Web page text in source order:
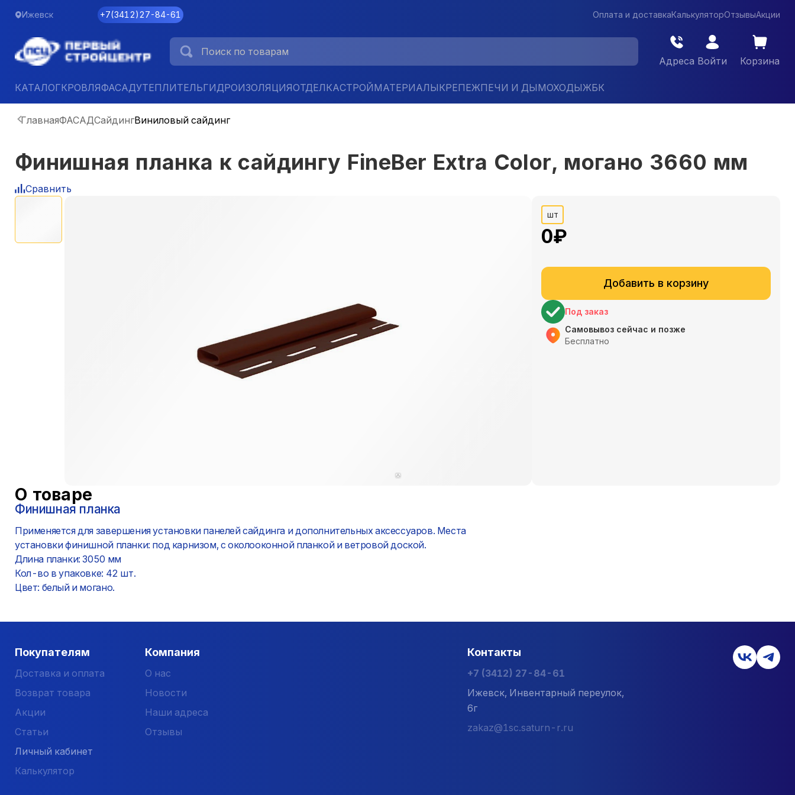
Ижевск +7(3412)27-84-61 Оплата и доставкаКалькуляторОтзывыАкции
Адреса Войти Корзина
КАТАЛОГКРОВЛЯФАСАДУТЕПЛИТЕЛЬГИДРОИЗОЛЯЦИЯОТДЕЛКАСТРОЙМАТЕРИАЛЫКРЕПЕЖПЕЧИ И ДЫМОХОДЫЖБК
ГлавнаяФАСАДСайдингВиниловый сайдинг
Финишная планка к сайдингу FineBer Extra Color, могано 3660 мм
Сравнить
шт
0₽
Добавить в корзину
Под заказ
Самовывоз сейчас и позже
Бесплатно
О товаре
Финишная планка
Применяется для завершения установки панелей сайдинга и дополнительных аксессуаров. Места
установки финишной планки: под карнизом, с околооконной планкой и ветровой доской.
Длина планки: 3050 мм
Кол-во в упаковке: 42 шт.
Цвет: белый и могано.
Покупателям
Доставка и оплата
Возврат товара
Акции
Статьи
Личный кабинет
Калькулятор
Компания
О нас
Новости
Наши адреса
Отзывы
Контакты
+7 (3412) 27-84-61
Ижевск, Инвентарный переулок,
6г
zakaz@1sc.saturn-r.ru